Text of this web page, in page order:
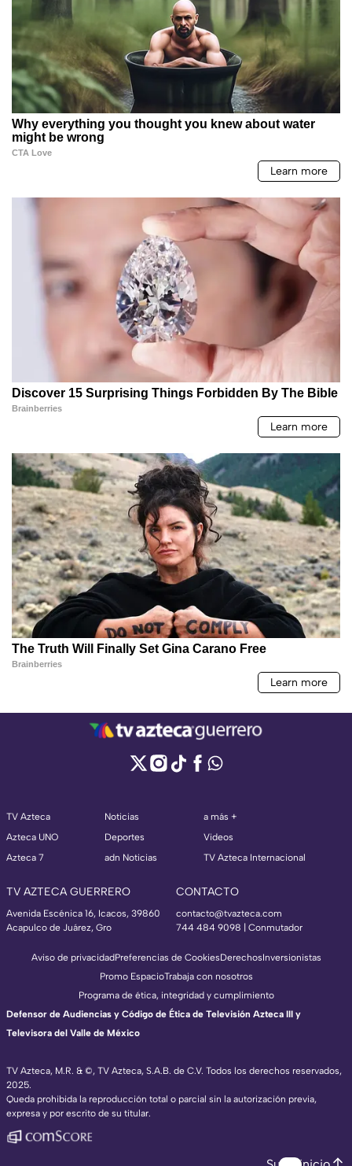
TV Azteca
Azteca UNO
Azteca 7
Noticias
Deportes
adn Noticias
a más +
Videos
TV Azteca Internacional
TV AZTECA GUERRERO
Avenida Escénica 16, Icacos, 39860
Acapulco de Juárez, Gro
CONTACTO
contacto@tvazteca.com
744 484 9098 | Conmutador
TV Azteca, M.R. & ©, TV Azteca, S.A.B. de C.V. Todos los derechos reservados,
2025.
Queda prohibida la reproducción total o parcial sin la autorización previa,
expresa y por escrito de su titular.
Aviso de privacidadPreferencias de CookiesDerechosInversionistas
Promo EspacioTrabaja con nosotros
Programa de ética, integridad y cumplimiento
Defensor de Audiencias y Código de Ética de Televisión Azteca III y
Televisora del Valle de México